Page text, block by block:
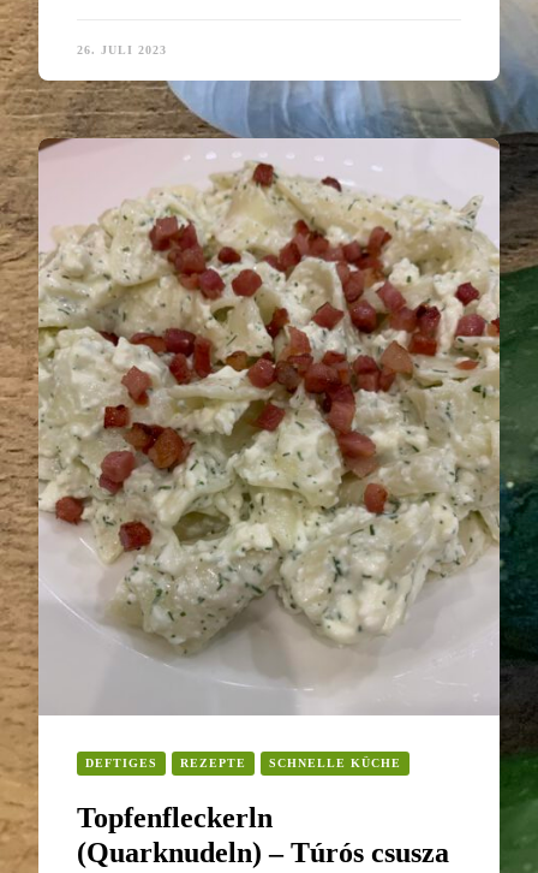
26. JULI 2023
DEFTIGES REZEPTE SCHNELLE KÜCHE
Topfenfleckerln
(Quarknudeln) – Túrós csusza